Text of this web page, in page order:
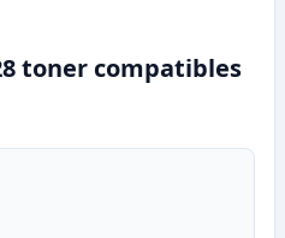
toner compatibles